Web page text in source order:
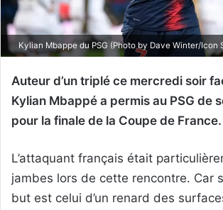
Kylian Mbappe du PSG (Photo by Dave Winter/Icon
Auteur d’un triplé ce mercredi soir
Kylian Mbappé a permis au PSG de
pour la finale de la Coupe de France.
L’attaquant français était
jambes lors de cette rencontre. Car
but est celui d’un renard des